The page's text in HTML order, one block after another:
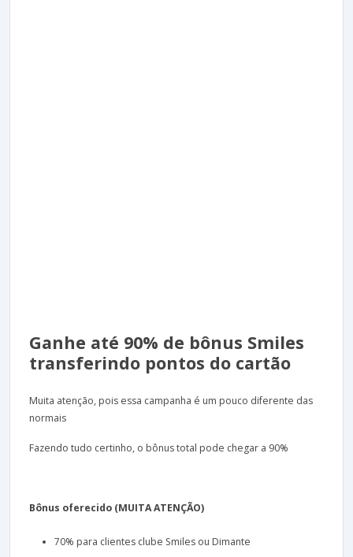
Ganhe até 90% de bônus Smiles
transferindo pontos do cartão
Muita atenção, pois essa campanha é um pouco diferente das
normais
Fazendo tudo certinho, o bônus total pode chegar a 90%
Bônus oferecido (MUITA ATENÇÃO)
70% para clientes clube Smiles ou Dimante